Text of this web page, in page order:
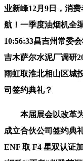
业新峰12月9日，消费
航！一季度油烟机全
10:56:33昌吉州常委
吉木萨尔水泥厂调研
雨虹取淮北相山区城
司签约典礼？
本届展会以改革为
成立合伙公司签约典
ENF 取 F4 星双认证